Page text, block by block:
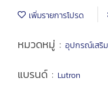
เพิ่มรายการโปรด
หมวดหมู่ : อุปกรณ์เสริม
แบรนด์ : Lutron